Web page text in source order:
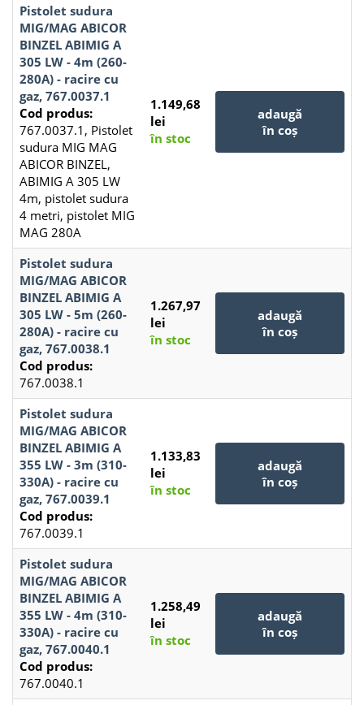
Pistolet sudura
MIG/MAG ABICOR
BINZEL ABIMIG A
305 LW - 4m (260-
280A) - racire cu
gaz, 767.0037.1
Cod produs:
767.0037.1, Pistolet
sudura MIG MAG
ABICOR BINZEL,
ABIMIG A 305 LW
4m, pistolet sudura
4 metri, pistolet MIG
MAG 280A
1.149,68
lei
în stoc
adaugă
în coș
Pistolet sudura
MIG/MAG ABICOR
BINZEL ABIMIG A
305 LW - 5m (260-
280A) - racire cu
gaz, 767.0038.1
Cod produs:
767.0038.1
1.267,97
lei
în stoc
adaugă
în coș
Pistolet sudura
MIG/MAG ABICOR
BINZEL ABIMIG A
355 LW - 3m (310-
330A) - racire cu
gaz, 767.0039.1
Cod produs:
767.0039.1
1.133,83
lei
în stoc
adaugă
în coș
Pistolet sudura
MIG/MAG ABICOR
BINZEL ABIMIG A
355 LW - 4m (310-
330A) - racire cu
gaz, 767.0040.1
Cod produs:
767.0040.1
1.258,49
lei
în stoc
adaugă
în coș